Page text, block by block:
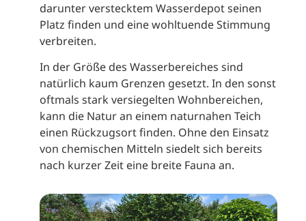
darunter verstecktem Wasserdepot seinen
Platz finden und eine wohltuende Stimmung
verbreiten.
In der Größe des Wasserbereiches sind
natürlich kaum Grenzen gesetzt. In den sonst
oftmals stark versiegelten Wohnbereichen,
kann die Natur an einem naturnahen Teich
einen Rückzugsort finden. Ohne den Einsatz
von chemischen Mitteln siedelt sich bereits
nach kurzer Zeit eine breite Fauna an.